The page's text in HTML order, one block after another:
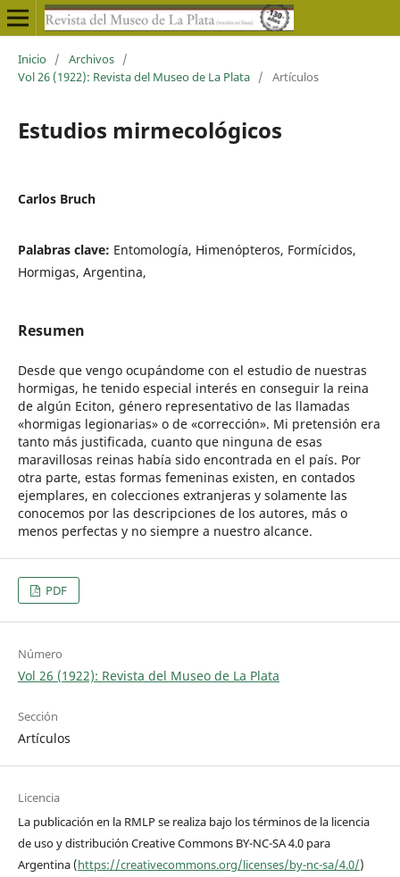
Inicio / Archivos /
Vol 26 (1922): Revista del Museo de La Plata / Artículos
Estudios mirmecológicos
Carlos Bruch
Palabras clave: Entomología, Himenópteros, Formícidos,
Hormigas, Argentina,
Resumen
Desde que vengo ocupándome con el estudio de nuestras
hormigas, he tenido especial interés en conseguir la reina
de algún Eciton, género representativo de las llamadas
«hormigas legionarias» o de «corrección». Mi pretensión era
tanto más justificada, cuanto que ninguna de esas
maravillosas reinas había sido encontrada en el país. Por
otra parte, estas formas femeninas existen, en contados
ejemplares, en colecciones extranjeras y solamente las
conocemos por las descripciones de los autores, más o
menos perfectas y no siempre a nuestro alcance.
PDF
Número
Vol 26 (1922): Revista del Museo de La Plata
Sección
Artículos
Licencia
La publicación en la RMLP se realiza bajo los términos de la licencia
de uso y distribución Creative Commons BY-NC-SA 4.0 para
Argentina (https://creativecommons.org/licenses/by-nc-sa/4.0/)